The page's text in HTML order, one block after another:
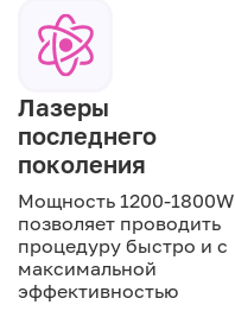
Лазеры
последнего
поколения
Мощность 1200-1800W
позволяет проводить
процедуру быстро и с
максимальной
эффективностью